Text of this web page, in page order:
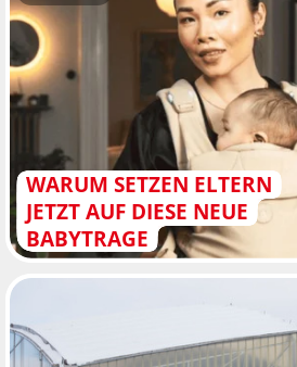
WARUM SETZEN ELTERN
JETZT AUF DIESE NEUE
BABYTRAGE